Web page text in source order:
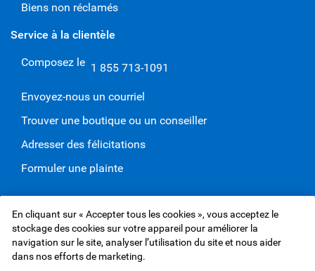
Biens non réclamés
Service à la clientèle
Composez le 1 855 713-1091
Envoyez-nous un courriel
Trouver une boutique ou un conseiller
Adresser des félicitations
Formuler une plainte
Site Web de Services d'assurance RBC Inc.,©1995-2026
Protection des renseignements et Sécurité
Conditions d’utilisation
En cliquant sur « Accepter tous les cookies », vous acceptez le
stockage des cookies sur votre appareil pour améliorer la
navigation sur le site, analyser l’utilisation du site et nous aider
dans nos efforts de marketing.